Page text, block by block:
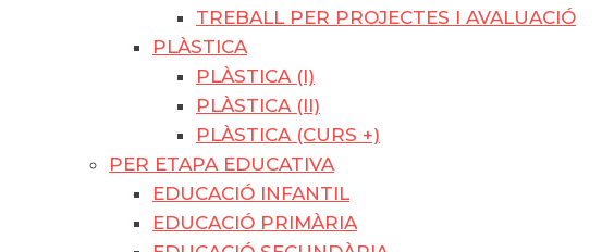
TREBALL PER PROJECTES I AVALUACIÓ
PLÀSTICA
PLÀSTICA (I)
PLÀSTICA (II)
PLÀSTICA (CURS +)
PER ETAPA EDUCATIVA
EDUCACIÓ INFANTIL
EDUCACIÓ PRIMÀRIA